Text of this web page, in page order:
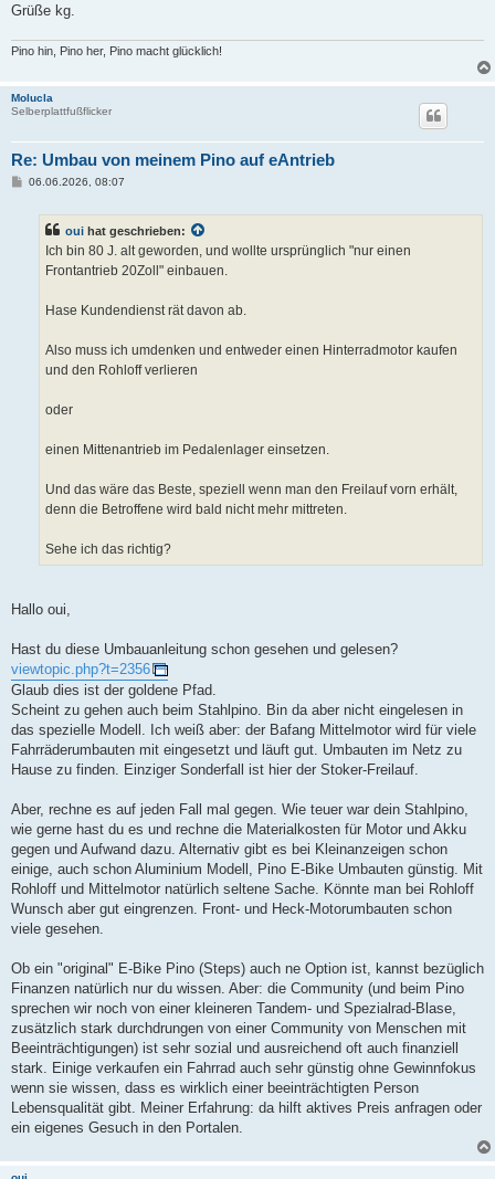
Grüße kg.
Pino hin, Pino her, Pino macht glücklich!
Molucla
Selberplattfußflicker
Re: Umbau von meinem Pino auf eAntrieb
B06.06.2026, 08:07
oui hat geschrieben:
Ich bin 80 J. alt geworden, und wollte ursprünglich "nur einen
Frontantrieb 20Zoll" einbauen.
Hase Kundendienst rät davon ab.
Also muss ich umdenken und entweder einen Hinterradmotor kaufen
und den Rohloff verlieren
oder
einen Mittenantrieb im Pedalenlager einsetzen.
Und das wäre das Beste, speziell wenn man den Freilauf vorn erhält,
denn die Betroffene wird bald nicht mehr mittreten.
Sehe ich das richtig?
Hallo oui,
Hast du diese Umbauanleitung schon gesehen und gelesen?
viewtopic.php?t=2356
Glaub dies ist der goldene Pfad.
Scheint zu gehen auch beim Stahlpino. Bin da aber nicht eingelesen in
das spezielle Modell. Ich weiß aber: der Bafang Mittelmotor wird für viele
Fahrräderumbauten mit eingesetzt und läuft gut. Umbauten im Netz zu
Hause zu finden. Einziger Sonderfall ist hier der Stoker-Freilauf.
Aber, rechne es auf jeden Fall mal gegen. Wie teuer war dein Stahlpino,
wie gerne hast du es und rechne die Materialkosten für Motor und Akku
gegen und Aufwand dazu. Alternativ gibt es bei Kleinanzeigen schon
einige, auch schon Aluminium Modell, Pino E-Bike Umbauten günstig. Mit
Rohloff und Mittelmotor natürlich seltene Sache. Könnte man bei Rohloff
Wunsch aber gut eingrenzen. Front- und Heck-Motorumbauten schon
viele gesehen.
Ob ein "original" E-Bike Pino (Steps) auch ne Option ist, kannst bezüglich
Finanzen natürlich nur du wissen. Aber: die Community (und beim Pino
sprechen wir noch von einer kleineren Tandem- und Spezialrad-Blase,
zusätzlich stark durchdrungen von einer Community von Menschen mit
Beeinträchtigungen) ist sehr sozial und ausreichend oft auch finanziell
stark. Einige verkaufen ein Fahrrad auch sehr günstig ohne Gewinnfokus
wenn sie wissen, dass es wirklich einer beeinträchtigten Person
Lebensqualität gibt. Meiner Erfahrung: da hilft aktives Preis anfragen oder
ein eigenes Gesuch in den Portalen.